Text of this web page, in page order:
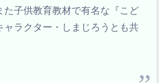
た子供教育教材で有名な『こど
ャラクター・しまじろうとも共